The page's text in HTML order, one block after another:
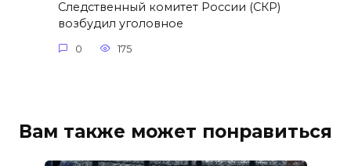
Следственный комитет России (СКР)
возбудил уголовное
0 175
Вам также может понравиться